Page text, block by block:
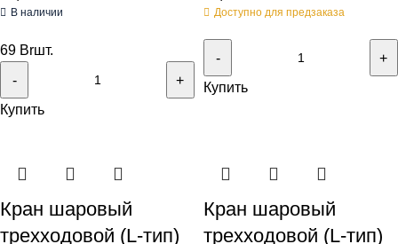
В наличии
69 Brшт.
Купить
Доступно для предзаказа
Купить
Кран шаровый
трехходовой (L-тип)
Кран шаровый
трехходовой (L-тип)